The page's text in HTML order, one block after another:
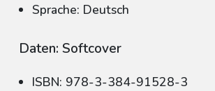
Sprache: Deutsch
Daten: Softcover
ISBN: 978-3-384-91528-3